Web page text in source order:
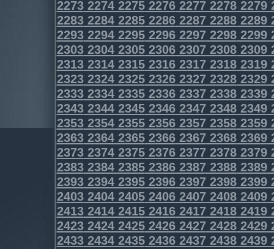
2273227422752276227722782279
2283228422852286228722882289
2293229422952296229722982299
2303230423052306230723082309
2313231423152316231723182319
2323232423252326232723282329
2333233423352336233723382339
2343234423452346234723482349
2353235423552356235723582359
2363236423652366236723682369
2373237423752376237723782379
2383238423852386238723882389
2393239423952396239723982399
2403240424052406240724082409
2413241424152416241724182419
2423242424252426242724282429
2433243424352436243724382439